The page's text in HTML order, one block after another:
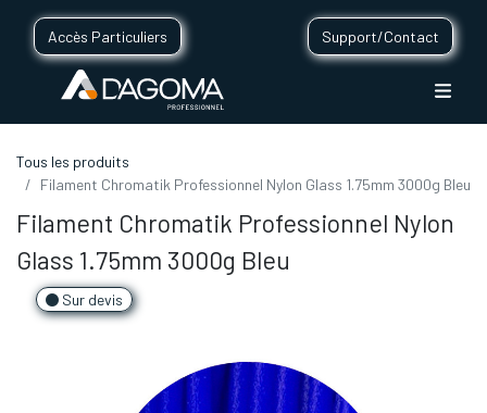
Accès Particuliers Support/Contact
Tous les produits
Filament Chromatik Professionnel Nylon Glass 1.75mm 3000g Bleu
Filament Chromatik Professionnel Nylon
Glass 1.75mm 3000g Bleu
Sur devis